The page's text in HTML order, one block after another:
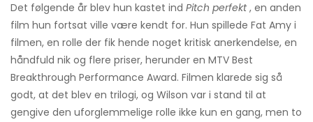
Det følgende år blev hun kastet ind Pitch perfekt, en anden
film hun fortsat ville være kendt for. Hun spillede Fat Amy i
filmen, en rolle der fik hende noget kritisk anerkendelse, en
håndfuld nik og flere priser, herunder en MTV Best
Breakthrough Performance Award. Filmen klarede sig så
godt, at det blev en trilogi, og Wilson var i stand til at
gengive den uforglemmelige rolle ikke kun en gang, men to